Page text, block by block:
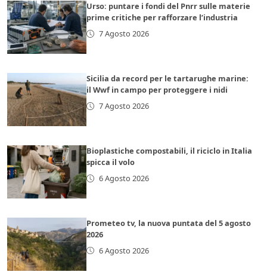
Urso: puntare i fondi del Pnrr sulle materie
prime critiche per rafforzare l’industria
7 Agosto 2026
Sicilia da record per le tartarughe marine:
il Wwf in campo per proteggere i nidi
7 Agosto 2026
Bioplastiche compostabili, il riciclo in Italia
spicca il volo
6 Agosto 2026
Prometeo tv, la nuova puntata del 5 agosto
2026
6 Agosto 2026